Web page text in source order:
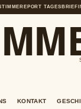
KONTAKT